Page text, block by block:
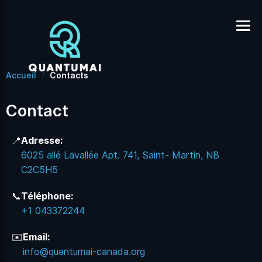
Accueil Contacts
Contact
📍Adresse:
6025 allé Lavallée Apt. 741, Saint- Martin, NB
C2C5H5
📞Téléphone:
+1 043372244
✉️Email:
info@quantumai-canada.org